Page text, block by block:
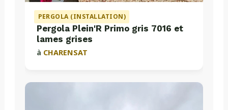
PERGOLA (INSTALLATION)
Pergola Plein'R Primo gris 7016 et
lames grises
à CHARENSAT